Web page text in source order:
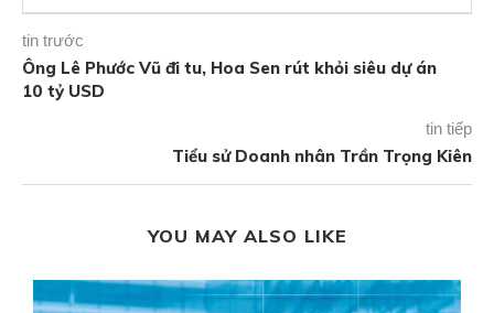
tin trước
Ông Lê Phước Vũ đi tu, Hoa Sen rút khỏi siêu dự án
10 tỷ USD
tin tiếp
Tiểu sử Doanh nhân Trần Trọng Kiên
YOU MAY ALSO LIKE